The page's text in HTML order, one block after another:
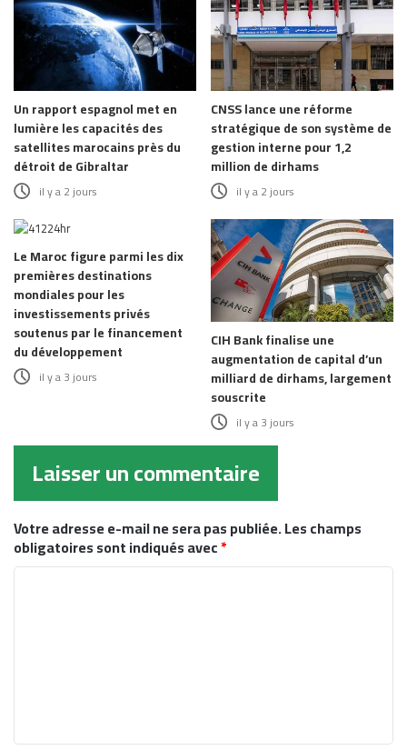
Un rapport espagnol met en
lumière les capacités des
satellites marocains près du
détroit de Gibraltar
il y a 2 jours
CNSS lance une réforme
stratégique de son système de
gestion interne pour 1,2
million de dirhams
il y a 2 jours
Le Maroc figure parmi les dix
premières destinations
mondiales pour les
investissements privés
soutenus par le financement
du développement
il y a 3 jours
CIH Bank finalise une
augmentation de capital d’un
milliard de dirhams, largement
souscrite
il y a 3 jours
Laisser un commentaire
Votre adresse e-mail ne sera pas publiée.Les champs
obligatoires sont indiqués avec*
t